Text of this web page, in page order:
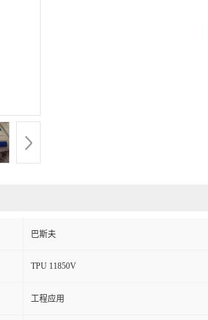
巴斯夫
TPU 11850V
工程应用